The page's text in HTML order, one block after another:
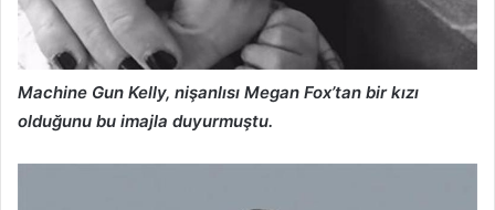
Machine Gun Kelly, nişanlısı Megan Fox’tan bir kızı
olduğunu bu imajla duyurmuştu.